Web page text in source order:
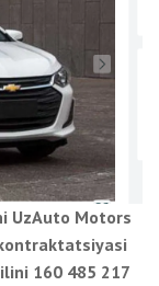
UzAuto Motors
160 485 217